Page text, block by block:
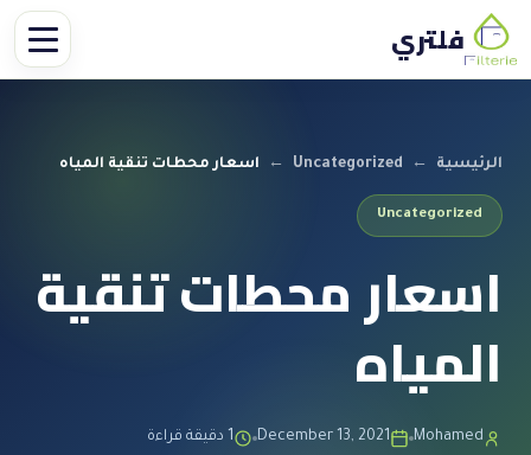
فلتري
الرئيسية ←
Uncategorized
← اسعار محطات تنقية المياه
Uncategorized
اسعار محطات تنقية
المياه
Mohamed
December 13, 2021 1 دقيقة قراءة